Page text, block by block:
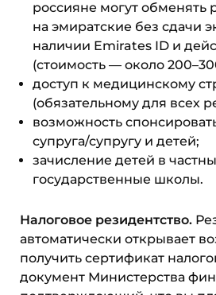
россияне могут обменять
на эмиратские без сдачи
наличии Emirates ID и
(стоимость — около
доступ к медицинскому
(обязательному для всех
возможность
супруга/супругу и детей;
зачисление детей в
государственные школы.
Налоговое резидентство.
автоматически открывает
получить сертификат
документ Министерства